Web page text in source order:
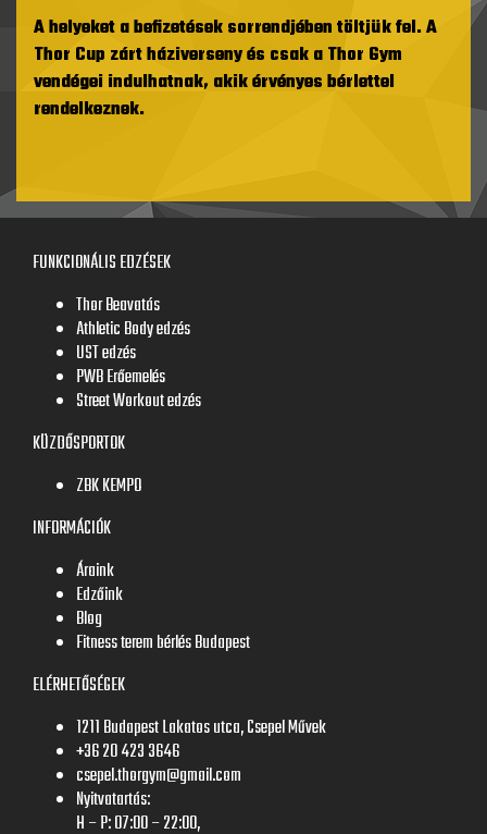
A helyeket a befizetések sorrendjében töltjük fel. A
Thor Cup zárt háziverseny és csak a Thor Gym
vendégei indulhatnak, akik érvényes bérlettel
rendelkeznek.
FUNKCIONÁLIS EDZÉSEK
Thor Beavatás
Athletic Body edzés
UST edzés
PWB Erőemelés
Street Workout edzés
KÜZDŐSPORTOK
ZBK KEMPO
INFORMÁCIÓK
Áraink
Edzőink
Blog
Fitness terem bérlés Budapest
ELÉRHETŐSÉGEK
1211 Budapest Lakatos utca, Csepel Művek
+36 20 423 3646
csepel.thorgym@gmail.com
Nyitvatartás:
H – P: 07:00 – 22:00,